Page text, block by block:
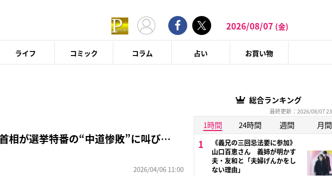
2026/08/07 (金)
ライフ コミック コラム 占い お買い物
相が選挙特番の“中道惨敗”に叫び…
2026/04/06 11:00
総合ランキング
最終更新：2026/08/07
1時間 24時間 週間 月間
《義兄の三回忌法要に参加》
山口百恵さん 義姉が明かす
夫・友和と「夫婦げんかをし
ない理由」